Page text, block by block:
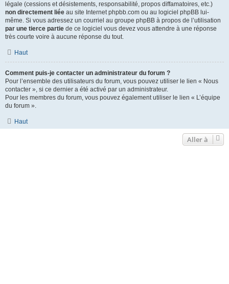
légale (cessions et désistements, responsabilité, propos diffamatoires, etc.)
non directement liée au site Internet phpbb.com ou au logiciel phpBB lui-
même. Si vous adressez un courriel au groupe phpBB à propos de l’utilisation
par une tierce partie de ce logiciel vous devez vous attendre à une réponse
très courte voire à aucune réponse du tout.
Haut
Comment puis-je contacter un administrateur du forum ?
Pour l’ensemble des utilisateurs du forum, vous pouvez utiliser le lien « Nous
contacter », si ce dernier a été activé par un administrateur.
Pour les membres du forum, vous pouvez également utiliser le lien « L’équipe
du forum ».
Haut
Aller à